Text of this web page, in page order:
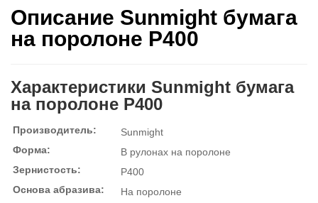
Описание Sunmight бумага
на поролоне P400
Характеристики Sunmight бумага
на поролоне P400
Производитель:
Sunmight
Форма:
В рулонах на поролоне
Зернистость:
P400
Основа абразива:
На поролоне